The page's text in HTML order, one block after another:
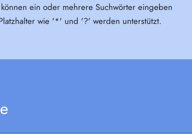
ein oder mehrere Suchwörter eingeben
wie '*' und '?' werden unterstützt.